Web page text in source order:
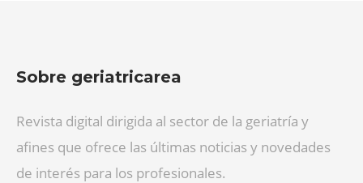
Sobre geriatricarea
Revista digital dirigida al sector de la geriatría y
afines que ofrece las últimas noticias y novedades
de interés para los profesionales.